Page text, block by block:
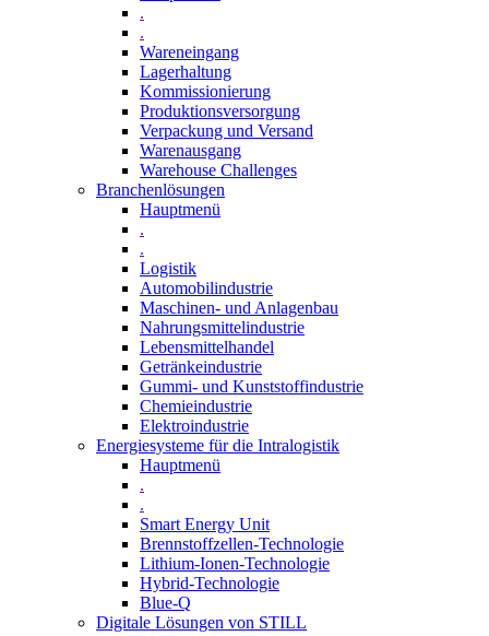
.
.
Wareneingang
Lagerhaltung
Kommissionierung
Produktionsversorgung
Verpackung und Versand
Warenausgang
Warehouse Challenges
Branchenlösungen
Hauptmenü
.
.
Logistik
Automobilindustrie
Maschinen- und Anlagenbau
Nahrungsmittelindustrie
Lebensmittelhandel
Getränkeindustrie
Gummi­- und Kunststoffindustrie
Chemieindustrie
Elektroindustrie
Energiesysteme für die Intralogistik
Hauptmenü
.
.
Smart Energy Unit
Brennstoffzellen-Technologie
Lithium-Ionen-Technologie
Hybrid-Technologie
Blue-Q
Digitale Lösungen von STILL